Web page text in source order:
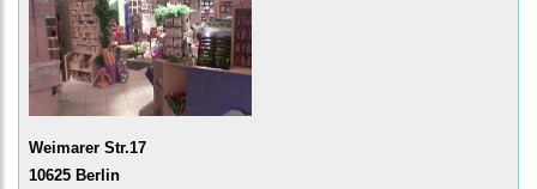
Weimarer Str.17
10625 Berlin